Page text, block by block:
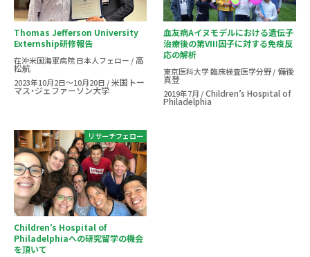
Thomas Jefferson University
Externship研修報告
在沖米国海軍病院 日本人フェロー / 高
松航
2023年10月2日〜10月20日 / 米国トー
マス・ジェファーソン大学
血友病Aイヌモデルにおける遺伝子
治療後の第VIII因子に対する免疫反
応の解析
東京医科大学 臨床検査医学分野 / 備後
真登
2019年7月 / Children’s Hospital of
Philadelphia
リサーチフェロー
Children’s Hospital of
Philadelphiaへの研究留学の機会
を頂いて